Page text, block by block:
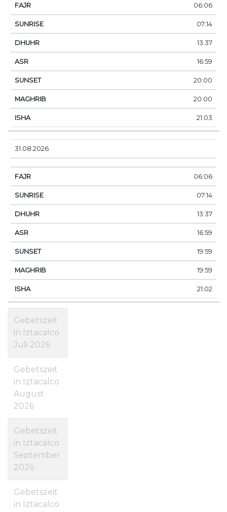
06:06
07:14
13:37
16:59
20:00
20:00
21:03
31.08.2026
06:06
07:14
13:37
16:59
19:59
19:59
21:02
Gebetszeit
in Iztacalco
Juli 2026
Gebetszeit
in Iztacalco
August
2026
Gebetszeit
in Iztacalco
September
2026
Gebetszeit
in Iztacalco